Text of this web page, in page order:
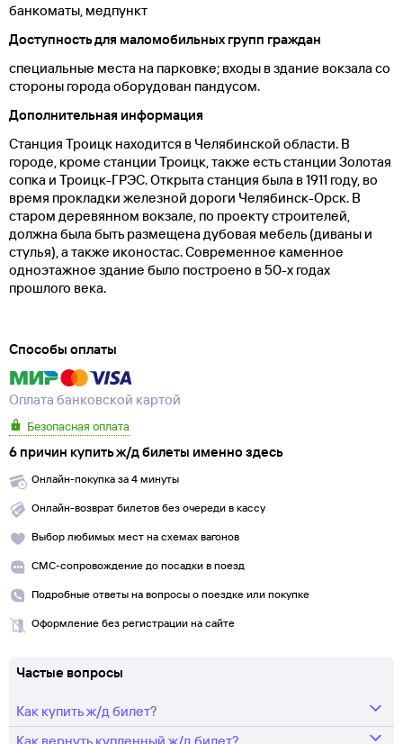
банкоматы, медпункт
Доступность для маломобильных групп граждан
специальные места на парковке; входы в здание вокзала со
стороны города оборудован пандусом.
Дополнительная информация
Станция Троицк находится в Челябинской области. В
городе, кроме станции Троицк, также есть станции Золотая
сопка и Троицк-ГРЭС. Открыта станция была в 1911 году, во
время прокладки железной дороги Челябинск-Орск. В
старом деревянном вокзале, по проекту строителей,
должна была быть размещена дубовая мебель (диваны и
стулья), а также иконостас. Современное каменное
одноэтажное здание было построено в 50-х годах
прошлого века.
Способы оплаты
Оплата банковской картой
Безопасная оплата
6 причин купить ж/д билеты именно здесь
Онлайн-покупка за 4 минуты
Онлайн-возврат билетов без очереди в кассу
Выбор любимых мест на схемах вагонов
СМС-сопровождение до посадки в поезд
Подробные ответы на вопросы о поездке или покупке
Оформление без регистрации на сайте
Частые вопросы
Как купить ж/д билет?